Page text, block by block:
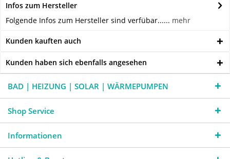
Infos zum Hersteller
Folgende Infos zum Hersteller sind verfübar...... mehr
Kunden kauften auch
Kunden haben sich ebenfalls angesehen
BAD | HEIZUNG | SOLAR | WÄRMEPUMPEN
Shop Service
Informationen